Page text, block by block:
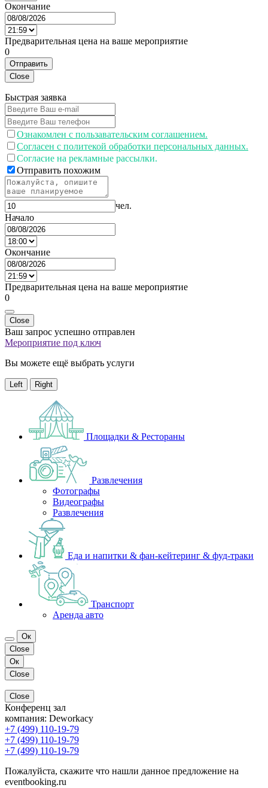
Окончание
Предварительная цена на ваше мероприятие
0
Отправить
Close
Быстрая заявка
Ознакомлен с пользавательским соглашением.
Согласен с политекой обработки персональных данных.
Согласие на рекламные рассылки.
Отправить похожим
чел.
Начало
Окончание
Предварительная цена на ваше мероприятие
0
Close
Ваш запрос успешно отправлен
Мероприятие под ключ
Вы можете ещё выбрать услуги
Left Right
Площадки & Рестораны
Развлечения
Фотографы
Видеографы
Развлечения
Еда и напитки & фан-кейтеринг & фуд-траки
Транспорт
Аренда авто
Ок
Close
Ок
Close
Close
Конференц зал
компания: Deworkacy
+7 (499) 110-19-79
+7 (499) 110-19-79
+7 (499) 110-19-79
Пожалуйста, скажите что нашли данное предложение на
eventbooking.ru